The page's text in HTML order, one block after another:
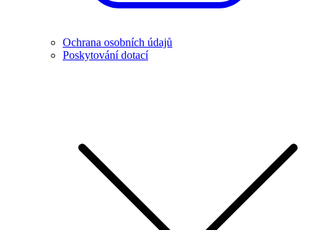
Ochrana osobních údajů
Poskytování dotací